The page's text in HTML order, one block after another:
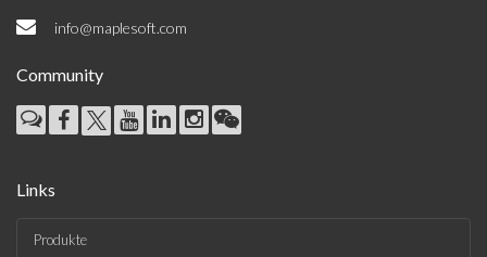
info@maplesoft.com
Community
Links
Produkte